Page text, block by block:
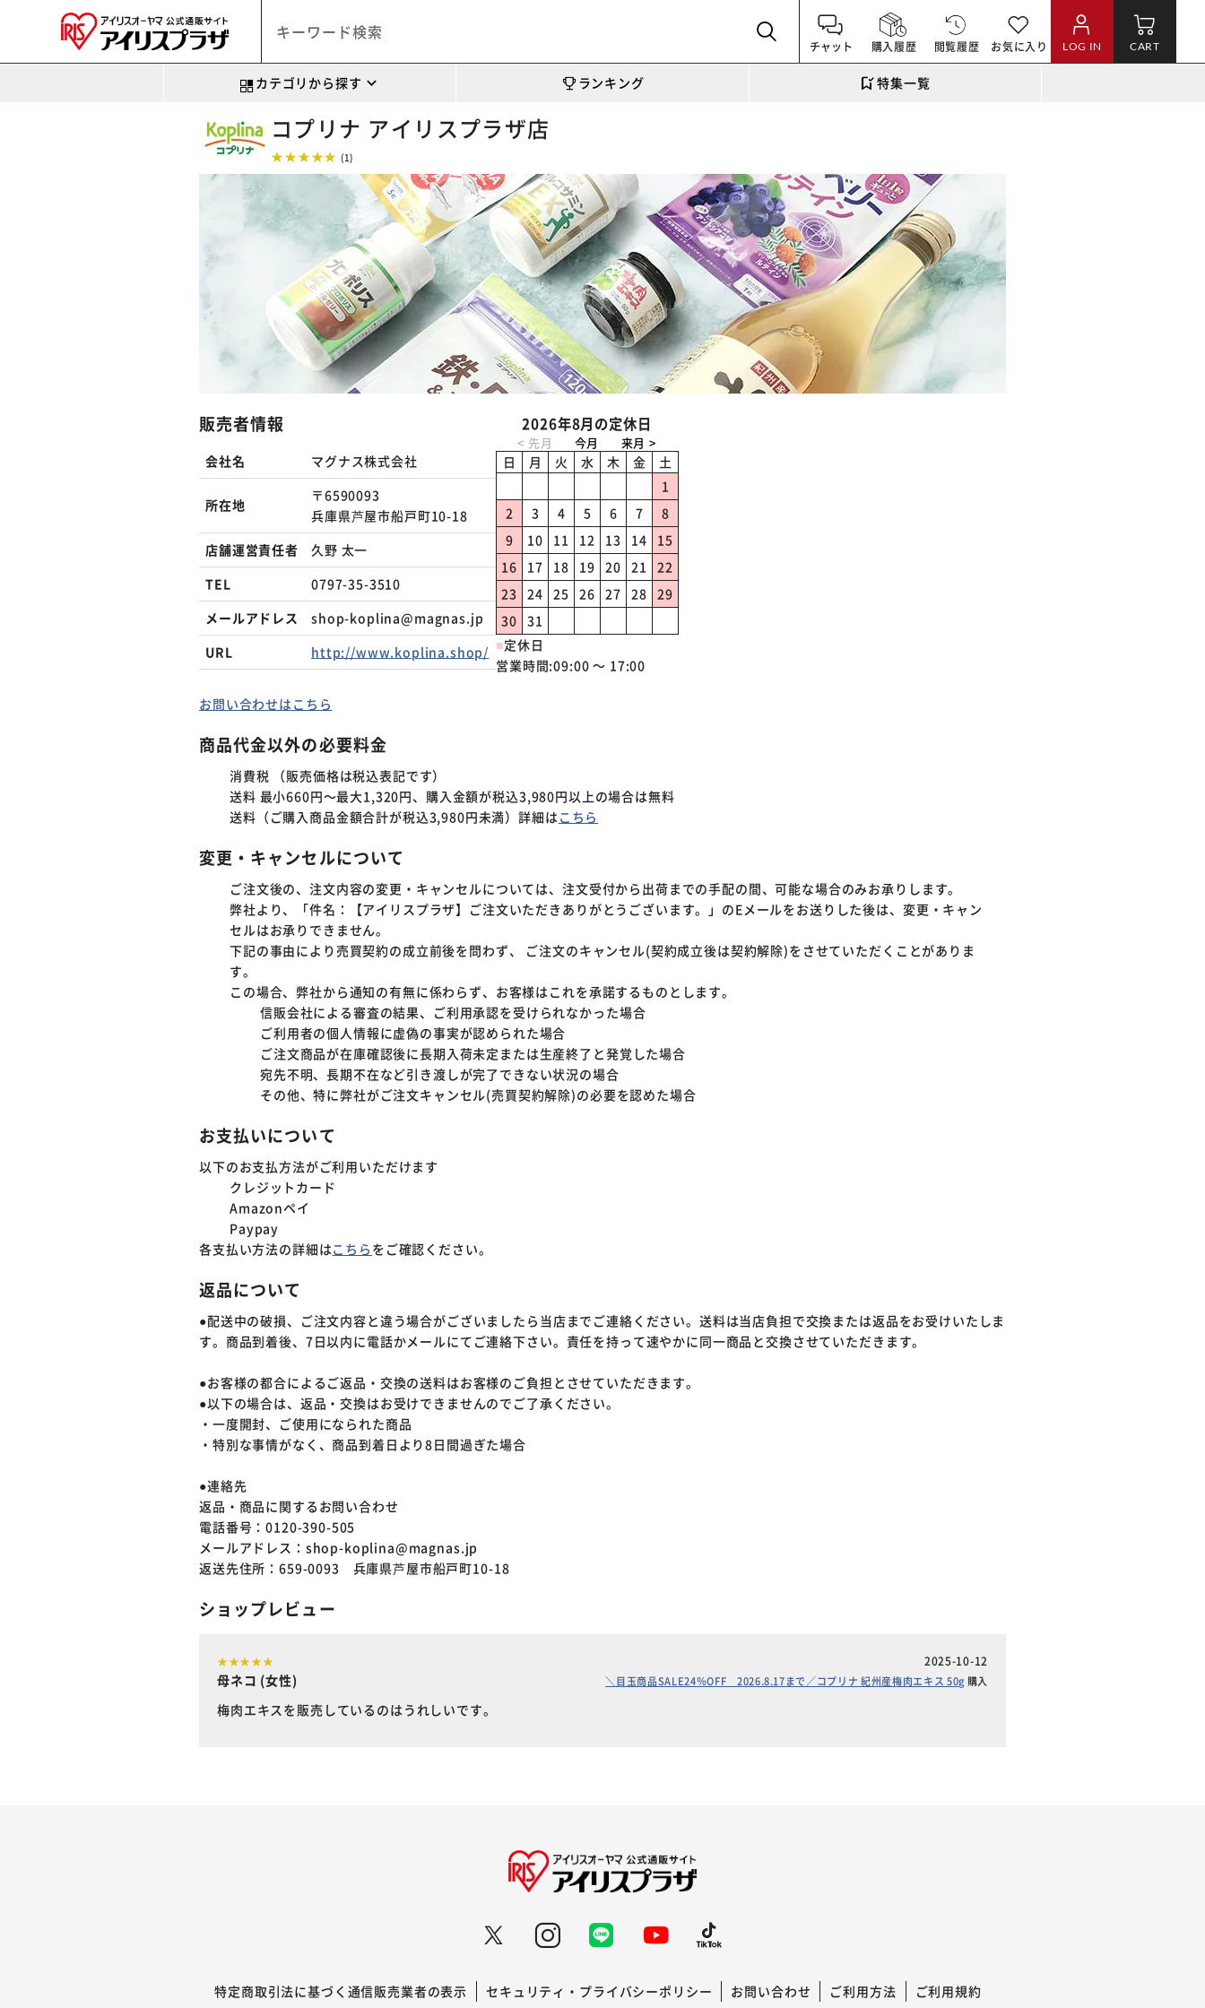
チャット 購入履歴 閲覧履歴 お気に入り LOG IN CART
カテゴリから探す ランキング 特集一覧
コプリナ アイリスプラザ店
★★★★★ (1)
販売者情報
会社名 マグナス株式会社
所在地
〒6590093
兵庫県芦屋市船戸町10-18
店舗運営責任者
久野 太一
TEL
0797-35-3510
メールアドレス
shop-koplina@magnas.jp
URL
http://www.koplina.shop/
2026年8月の定休日
日 月 火 水 木 金
土
1
2
3 4 5 6 7
8
9
10 11 12 13 14
15
16
17 18 19 20 21
22
23
24 25 26 27 28
29
30
31
■定休日
営業時間:09:00 ～ 17:00
お問い合わせはこちら
商品代金以外の必要料金
消費税 （販売価格は税込表記です）
送料 最小660円～最大1,320円、購入金額が税込3,980円以上の場合は無料
送料（ご購入商品金額合計が税込3,980円未満）詳細はこちら
変更・キャンセルについて
ご注文後の、注文内容の変更・キャンセルについては、注文受付から出荷までの手配の間、可能な場合のみお承りします。
弊社より、「件名：【アイリスプラザ】ご注文いただきありがとうございます。」のEメールをお送りした後は、変更・キャン
セルはお承りできません。
下記の事由により売買契約の成立前後を問わず、 ご注文のキャンセル(契約成立後は契約解除)をさせていただくことがありま
す。
この場合、弊社から通知の有無に係わらず、お客様はこれを承諾するものとします。
信販会社による審査の結果、ご利用承認を受けられなかった場合
ご利用者の個人情報に虚偽の事実が認められた場合
ご注文商品が在庫確認後に長期入荷未定または生産終了と発覚した場合
宛先不明、長期不在など引き渡しが完了できない状況の場合
その他、特に弊社がご注文キャンセル(売買契約解除)の必要を認めた場合
お支払いについて
以下のお支払方法がご利用いただけます
クレジットカード
Amazonペイ
Paypay
各支払い方法の詳細はこちら をご確認ください。
返品について
●配送中の破損、ご注文内容と違う場合がございましたら当店までご連絡ください。送料は当店負担で交換または返品をお受けいたしま
す。商品到着後、7日以内に電話かメールにてご連絡下さい。責任を持って速やかに同一商品と交換させていただきます。
●お客様の都合によるご返品・交換の送料はお客様のご負担とさせていただきます。
●以下の場合は、返品・交換はお受けできませんのでご了承ください。
・一度開封、ご使用になられた商品
・特別な事情がなく、商品到着日より8日間過ぎた場合
●連絡先
返品・商品に関するお問い合わせ
電話番号：0120-390-505
メールアドレス：shop-koplina@magnas.jp
返送先住所：659-0093 兵庫県芦屋市船戸町10-18
ショップレビュー
2025-10-12
母ネコ (女性) ＼目玉商品SALE24％OFF 2026.8.17まで／コプリナ 紀州産梅肉エキス 50g 購入
梅肉エキスを販売しているのはうれしいです。
特定商取引法に基づく通信販売業者の表示 セキュリティ・プライバシーポリシー お問い合わせ ご利用方法 ご利用規約
※ご確認ください